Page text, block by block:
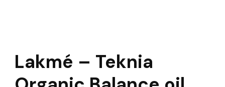
Lakmé – Teknia